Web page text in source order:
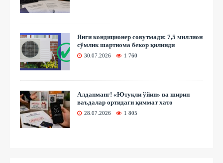
Янги кондиционер совутмади: 7,5 миллион
сўмлик шартнома бекор қилинди
30.07.2026 1 760
Алданманг! «Ютуқли ўйин» ва ширин
ваъдалар ортидаги қиммат хато
28.07.2026 1 805